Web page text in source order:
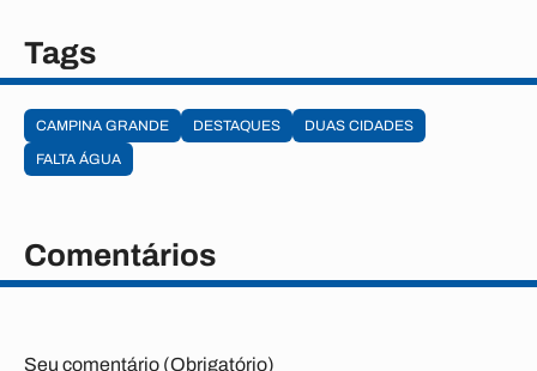
Tags
CAMPINA GRANDE DESTAQUES
DUAS CIDADES
FALTA ÁGUA
Comentários
Seu comentário (Obrigatório)